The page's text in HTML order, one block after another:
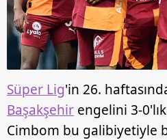
Süper Lig'in 26.
Başakşehir engelini 3-
Cimbom bu galibiyetiyle